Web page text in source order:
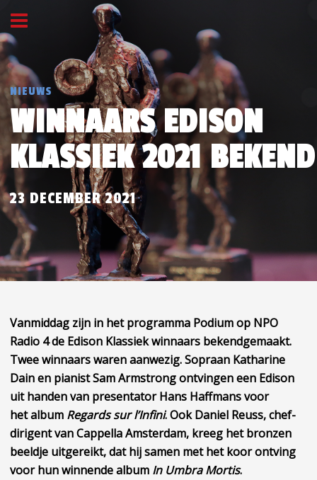
NIEUWS
WINNAARS EDISON
KLASSIEK 2021 BEKEND
23 DECEMBER 2021
Vanmiddag zijn in het programma Podium op NPO
Radio 4 de Edison Klassiek winnaars bekendgemaakt.
Twee winnaars waren aanwezig. Sopraan Katharine
Dain en pianist Sam Armstrong ontvingen een Edison
uit handen van presentator Hans Haffmans voor
het album Regards sur l’Infini. Ook Daniel Reuss,chef-
dirigent van Cappella Amsterdam, kreeg het bronzen
beeldje uitgereikt, dat hij samen met het koor ontving
voor hun winnende album In Umbra Mortis.